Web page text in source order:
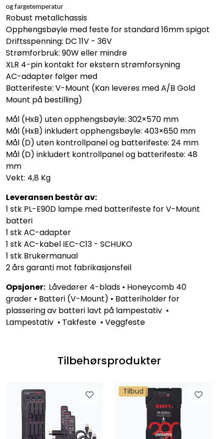
og fargetemperatur
Robust metallchassis
Opphengsbøyle med feste for standard 16mm spigot
Driftsspenning: DC 11V - 36V
Strømforbruk: 90W eller mindre
XLR 4-pin kontakt for ekstern strømforsyning
AC-adapter følger med
Batterifeste: V-Mount (Kan leveres med A/B Gold
Mount på bestilling)
Mål (HxB) uten opphengsbøyle: 302×570 mm
Mål (HxB) inkludert opphengsbøyle: 403×650 mm
Mål (D) uten kontrollpanel og batterifeste: 24 mm
Mål (D) inkludert kontrollpanel og batterifeste: 48
mm
Vekt: 4,8 Kg
Leveransen består av:
1 stk PL-E90D lampe med batterifeste for V-Mount
batteri
1 stk AC-adapter
1 stk AC-kabel IEC-C13 - SCHUKO
1 stk Brukermanual
2 års garanti mot fabrikasjonsfeil
Opsjoner: Låvedører 4-blads • Honeycomb 40
grader • Batteri (V-Mount) • Batteriholder for
plassering av batteri lavt på lampestativ •
Lampestativ • Takfeste • Veggfeste
Tilbehørsprodukter
Tilbud